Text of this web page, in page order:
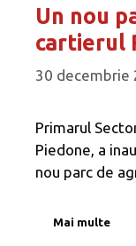
Un nou
cartierul
30 decembrie
Primarul
Piedone, a
nou parc de
Mai multe